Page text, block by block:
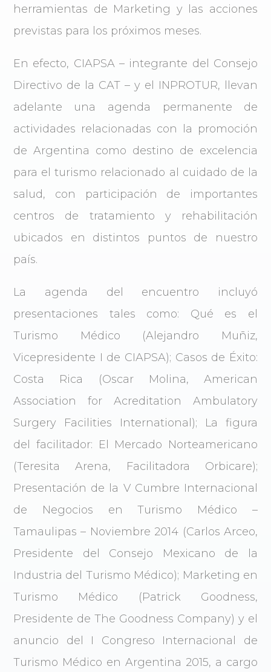
herramientas de Marketing y las acciones
previstas para los próximos meses.
En efecto, CIAPSA – integrante del Consejo
Directivo de la CAT – y el INPROTUR, llevan
adelante una agenda permanente de
actividades relacionadas con la promoción
de Argentina como destino de excelencia
para el turismo relacionado al cuidado de la
salud, con participación de importantes
centros de tratamiento y rehabilitación
ubicados en distintos puntos de nuestro
país.
La agenda del encuentro incluyó
presentaciones tales como: Qué es el
Turismo Médico (Alejandro Muñiz,
Vicepresidente I de CIAPSA); Casos de Éxito:
Costa Rica (Oscar Molina, American
Association for Acreditation Ambulatory
Surgery Facilities International); La figura
del facilitador: El Mercado Norteamericano
(Teresita Arena, Facilitadora Orbicare);
Presentación de la V Cumbre Internacional
de Negocios en Turismo Médico –
Tamaulipas – Noviembre 2014 (Carlos Arceo,
Presidente del Consejo Mexicano de la
Industria del Turismo Médico); Marketing en
Turismo Médico (Patrick Goodness,
Presidente de The Goodness Company) y el
anuncio del I Congreso Internacional de
Turismo Médico en Argentina 2015, a cargo